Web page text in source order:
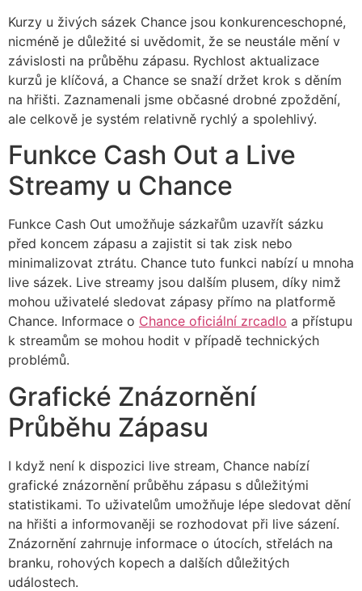
Kurzy u živých sázek Chance jsou konkurenceschopné,
nicméně je důležité si uvědomit, že se neustále mění v
závislosti na průběhu zápasu. Rychlost aktualizace
kurzů je klíčová, a Chance se snaží držet krok s děním
na hřišti. Zaznamenali jsme občasné drobné zpoždění,
ale celkově je systém relativně rychlý a spolehlivý.
Funkce Cash Out a Live
Streamy u Chance
Funkce Cash Out umožňuje sázkařům uzavřít sázku
před koncem zápasu a zajistit si tak zisk nebo
minimalizovat ztrátu. Chance tuto funkci nabízí u mnoha
live sázek. Live streamy jsou dalším plusem, díky nimž
mohou uživatelé sledovat zápasy přímo na platformě
Chance. Informace o Chance oficiální zrcadlo a přístupu
k streamům se mohou hodit v případě technických
problémů.
Grafické Znázornění
Průběhu Zápasu
I když není k dispozici live stream, Chance nabízí
grafické znázornění průběhu zápasu s důležitými
statistikami. To uživatelům umožňuje lépe sledovat dění
na hřišti a informovaněji se rozhodovat při live sázení.
Znázornění zahrnuje informace o útocích, střelách na
branku, rohových kopech a dalších důležitých
událostech.